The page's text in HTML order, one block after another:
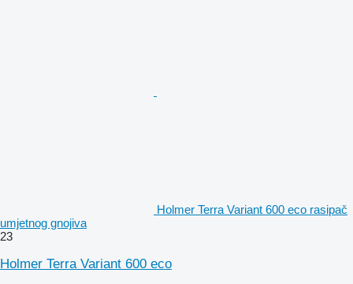
Holmer Terra Variant 600 eco rasipač
umjetnog gnojiva
23
Holmer Terra Variant 600 eco